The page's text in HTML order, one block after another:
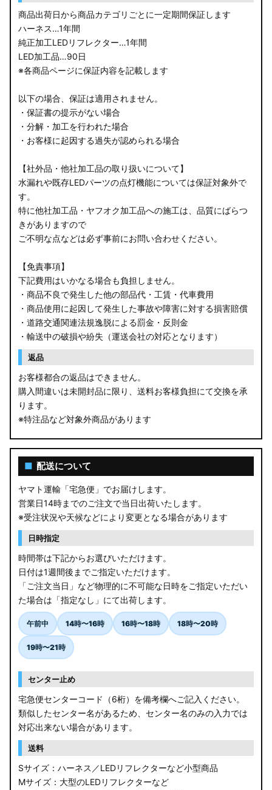
商品出荷日から商品カテゴリごとに一定期間保証します
ハーネス…1年間
純正加工LEDリフレクター…1年間
LED加工品…90日
※各商品ページに保証内容を記載します
以下の場合、保証は適用されません。
・保証書の提示がない場合
・分解・加工を行われた場合
・お客様に起因する過失が認められる場合
【社外品・他社加工品の取り扱いについて】
水漏れや既存LEDパーツの点灯機能については保証対象外で
す。
特に他社加工品・ヤフオク加工品への施工は、品質にばらつ
きがありますので
ご不明な点などは必ず事前にお問い合わせください。
【免責事項】
下記費用はいかなる場合も負担しません。
・商品不良で発生した他の部品代・工賃・代車費用
・商品使用に起因して発生した事故や障害に対する損害賠償
・道路交通関連法規逸脱による罰金・反則金
・輸送中の破損や紛失（運送会社の対応となります）
返品
お客様都合の返品はできません。
購入間違いは未開封品に限り、送料お客様負担にて交換を承
ります。
※特注品など対象外商品があります
■ 配送について
ヤマト運輸「宅急便」でお届けします。
営業日14時までのご注文で当日出荷いたします。
※受注状況や天候などにより変更となる場合があります
日時指定
時間帯は下記からお選びいただけます。
日付は1週間後までご指定いただけます。
「ご注文当日」など物理的に不可能な日時をご指定いただい
た場合は「指定なし」にて出荷します。
午前中 14時〜16時 16時〜18時 18時〜20時
19時〜21時
センター止め
宅急便センターコード（6桁）を備考欄へご記入ください。
類似したセンター名があるため、センター名のみの入力では
対応出来ない場合があります。
送料
Sサイズ：ハーネス／LEDリフレクターなど小型商品
Mサイズ：大型のLEDリフレクターなど